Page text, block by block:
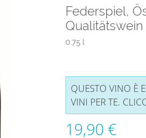
Federspiel,
Qualitätswein
0.75 l
QUESTO VINO È
VINI PER TE.
19,90 €